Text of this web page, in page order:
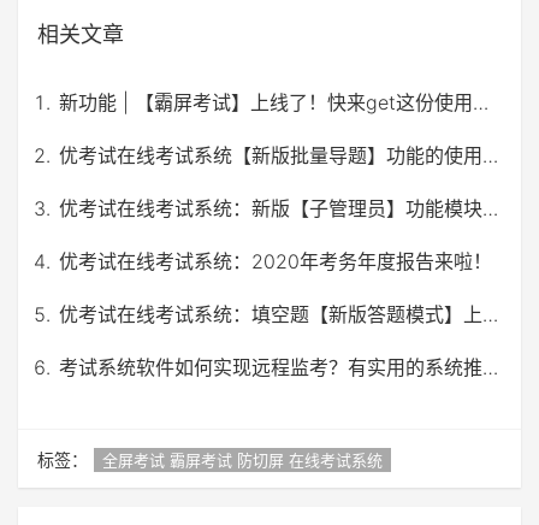
相关文章
新功能 | 【霸屏考试】上线了！快来get这份使用攻略。
优考试在线考试系统【新版批量导题】功能的使用说明
优考试在线考试系统：新版【子管理员】功能模块使用攻略
优考试在线考试系统：2020年考务年度报告来啦！
优考试在线考试系统：填空题【新版答题模式】上线！
考试系统软件如何实现远程监考？有实用的系统推荐吗？
标签： 全屏考试 霸屏考试 防切屏 在线考试系统